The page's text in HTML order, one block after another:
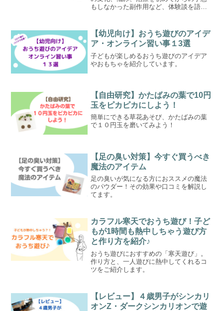
もしなかった副作用など、体験談を語っ
【幼児向け】おうち遊びのアイデ
ア・オンライン習い事１3選
子どもが楽しめるおうち遊びのアイデア
やおもちゃを紹介しています。
【自由研究】かたばみの葉で10円
玉をピカピカにしよう！
簡単にできる草花あそび、かたばみの葉
で１０円玉を磨いてみよう！
【足の臭い対策】今すぐ買うべき
魔法のアイテム
足の臭いが気になる方におススメの魔法
のパウダー！その効果や口コミを解説し
てます。
カラフル寒天でおうち遊び！子ど
もが1時間も熱中しちゃう遊び方
と作り方を紹介♪
おうち遊びにおすすめの「寒天遊び」。
作り方と、一人遊びに熱中してくれるコ
ツをご紹介します。
【レビュー】４歳男子がシンカリ
オンZ・ダークシンカリオンで遊